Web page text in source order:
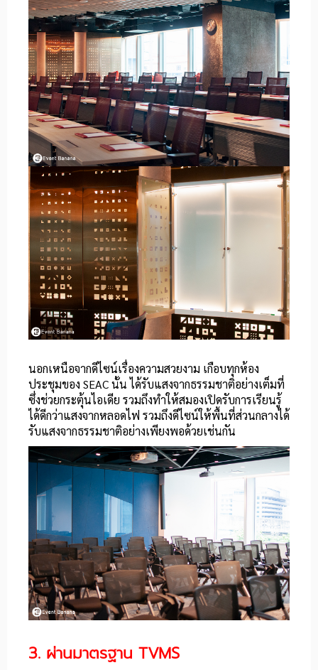
นอกเหนือจากดีไซน์เรื่องความสวยงาม เกือบทุกห้อง
ประชุมของ SEAC นั้น ได้รับแสงจากธรรมชาติอย่างเต็มที่
ซึ่งช่วยกระตุ้นไอเดีย รวมถึงทำให้สมองเปิดรับการเรียนรู้
ได้ดีกว่าแสงจากหลอดไฟ รวมถึงดีไซน์ให้พื้นที่ส่วนกลางได้
รับแสงจากธรรมชาติอย่างเพียงพอด้วยเช่นกัน
3. ผ่านมาตรฐาน TVMS